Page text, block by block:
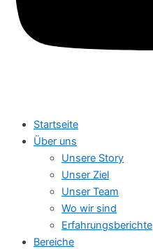
Startseite
Über uns
Unsere Story
Unser Ziel
Unser Team
Wo wir sind
Erfahrungsberichte
Bereiche